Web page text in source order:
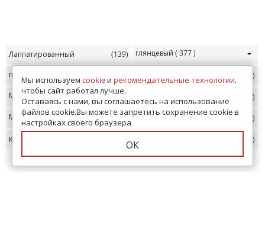
Лаппатированный (139) глянцевый ( 377 )
полированный
(8)
Мрамор( 687 )
(698)
Матовый( 1052 ) Бетон (99)
Камень (266) 1200х600 (1035)
Мы используем cookieи рекомендательные технологии,
чтобы сайт работал лучше.
Оставаясь с нами, вы соглашаетесь на использование
файлов cookie.Вы можете запретить сохранение cookie в
настройках своего браузера
ОК